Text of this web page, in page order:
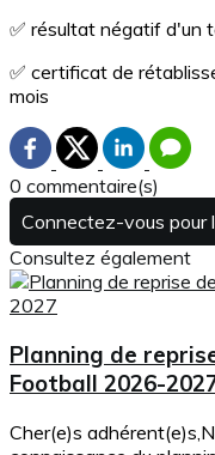
✅ résultat négatif d'un
✅ certificat de
mois
0 commentaire(s)
Connectez-vous pour
Consultez également
Planning de
Football 2026-
Cher(e)s